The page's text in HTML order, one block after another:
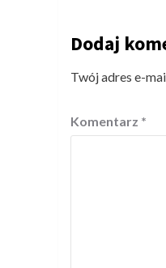
Dodaj
Twój adres e-
Komentarz *